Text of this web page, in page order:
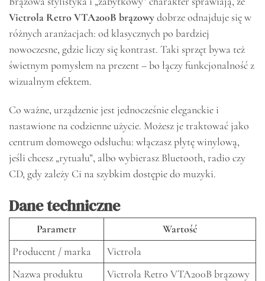
Victrola Retro VTA200B brązowydobrze odnajduje się w
różnych aranżacjach: od klasycznych po bardziej
nowoczesne, gdzie liczy się kontrast. Taki sprzęt bywa też
świetnym pomysłem na prezent – bo łączy funkcjonalność z
wizualnym efektem.
Co ważne, urządzenie jest jednocześnie eleganckie i
nastawione na codzienne użycie. Możesz je traktować jako
centrum domowego odsłuchu: włączasz płytę winylową,
jeśli chcesz „rytuału”, albo wybierasz Bluetooth, radio czy
CD, gdy zależy Ci na szybkim dostępie do muzyki.
Dane techniczne
Parametr
Wartość
Producent / marka
Victrola
Nazwa produktu
Victrola Retro VTA200B brązowy